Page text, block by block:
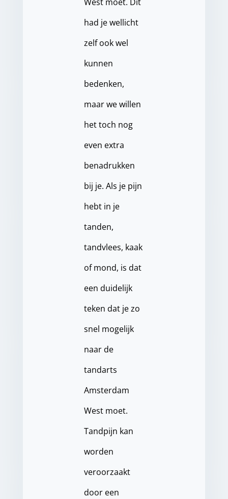
had je wellicht
zelf ook wel
kunnen
bedenken,
maar we willen
het toch nog
even extra
benadrukken
bij je. Als je pijn
hebt in je
tanden,
tandvlees, kaak
of mond, is dat
een duidelijk
teken dat je zo
snel mogelijk
naar de
tandarts
Amsterdam
West moet.
Tandpijn kan
worden
veroorzaakt
door een